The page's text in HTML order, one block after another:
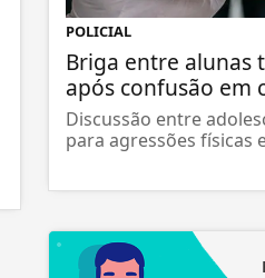
POLICIAL
Briga entre alunas
após confusão em
Discussão entre
para agressões físicas